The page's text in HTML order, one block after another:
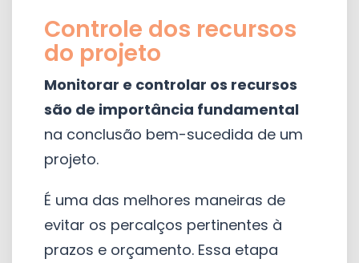
Controle dos recursos
do projeto
Monitorar e controlar os recursos
são de importância fundamental
na conclusão bem-sucedida de um
projeto.
É uma das melhores maneiras de
evitar os percalços pertinentes à
prazos e orçamento. Essa etapa